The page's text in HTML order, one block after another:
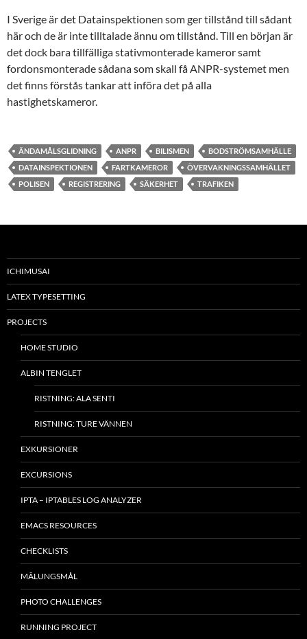
I Sverige är det Datainspektionen som ger tillstånd till sådant
här och de är inte tilltalade ännu om tillstånd. Till en början är
det dock bara tillfälliga stativmonterade kameror samt
fordonsmonterade sådana som skall få ANPR-systemet men
det finns förstås tankar att införa det på alla
hastighetskameror.
ÄNDAMÅLSGLIDNING ANPR BILISMEN
BODSTRÖMSAMHÄLLE
DATAINSPEKTIONEN
FARTKAMEROR
ÖVERVAKNINGSSAMHÄLLET
POLISEN
REGISTRERING SÄKERHET TRAFIKEN
ICHIMUSAI
LATEX TYPESETTING
PROJECTS
HOME STUDIO
ALBIN TENGLET
RISTNING: ALA SENTI
RISTNING: TURE VÄNNEN
EXKURSIONER
EXCURSIONS
IPTA – IPTABLES LOG ANALYZER
EMACS RESOURCES
CHECKLISTS
MÂLUNGSMÅL
PHOTO CHALLENGES
RUNNING PROJECT